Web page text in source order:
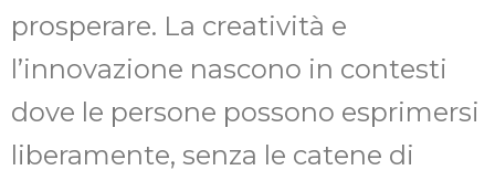
prosperare. La creatività e
l’innovazione nascono in contesti
dove le persone possono esprimersi
liberamente, senza le catene di